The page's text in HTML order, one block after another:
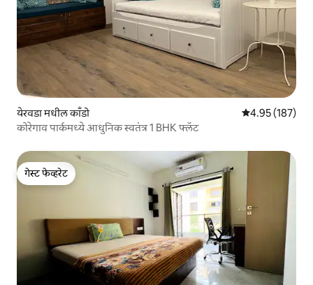
येरवडा मधील काँडो 5 पैकी 4.95
4.95 (187)
कोरेगाव पार्कमध्ये आधुनिक स्वतंत्र 1 BHK फ्लॅट
गेस्ट फेव्हरेट
गेस्ट फेव्हरेट